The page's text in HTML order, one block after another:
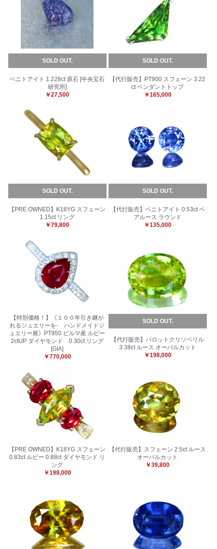
SOLD OUT.
ベニトアイト 1.228ct 原石 [中央宝石
研究所]
￥27,500
SOLD OUT.
【代行販売】PT900 スフェーン 3.22
ct ペンダントトップ
￥165,000
SOLD OUT.
【PRE OWNED】K18YG スフェーン
1.15ct リング
￥79,800
SOLD OUT.
【代行販売】ベニトアイト 0.53ct ペ
アルース ラウンド
￥135,000
【特別価格！】《１００年引き継が
れるジュエリーを- ハンドメイドジ
ュエリー展》PT950 ビルマ産 ルビー
2ctUP ダイヤモンド 0.30ct リング
[GIA]
￥770,000
SOLD OUT.
【代行販売】パロットクリソベリル
3.38ct ルース オーバルカット
￥198,000
【PRE OWNED】K18YG スフェーン
0.83ct ルビー 0.88ct ダイヤモンド リ
ング
￥198,000
【代行販売】スフェーン 2.5ct ルース
オーバルカット
￥39,800